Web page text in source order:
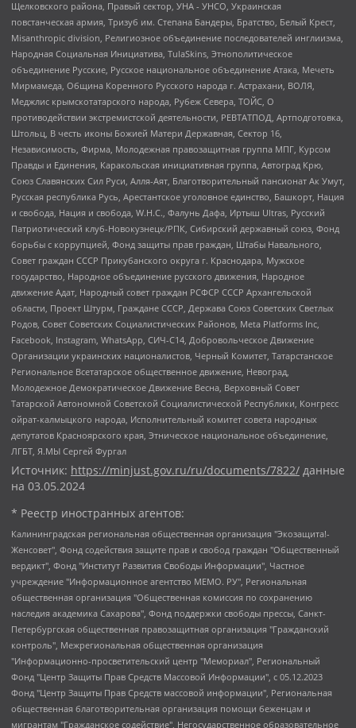
Щелковского района, Правый сектор, УНА - УНСО, Украинская
повстанческая армия, Тризуб им. Степана Бандеры, Братство, Белый Крест,
Misanthropic division, Религиозное объединение последователей инглиизма,
Народная Социальная Инициатива, TulaSkins, Этнополитическое
объединение Русские, Русское национальное объединение Атака, Мечеть
Мирмамеда, Община Коренного Русского народа г. Астрахани, ВОЛЯ,
Меджлис крымскотатарского народа, Рубеж Севера, ТОЙС, О
противодействии экстремистской деятельности, РЕВТАТПОД, Артподготовка,
Штольц, В честь иконы Божией Матери Державная, Сектор 16,
Независимость, Фирма, Молодежная правозащитная группа МПГ, Курсом
Правды и Единения, Каракольская инициативная группа, Автоград Крю,
Союз Славянских Сил Руси, Алля-Аят, Благотворительный пансионат Ак Умут,
Русская республика Русь, Арестантское уголовное единство, Башкорт, Нация
и свобода, Нация и свобода, W.H.С., Фалунь Дафа, Иртыш Ultras, Русский
Патриотический клуб-Новокузнецк/РПК, Сибирский державный союз, Фонд
борьбы с коррупцией, Фонд защиты прав граждан, Штабы Навального,
Совет граждан СССР Прикубанского округа г. Краснодара, Мужское
государство, Народное объединение русского движения, Народное
движение Адат, Народный совет граждан РСФСР СССР Архангельской
области, Проект Штурм, Граждане СССР, Держава Союз Советских Светлых
Родов, Совет Советских Социалистических Районов, Meta Platforms Inc,
Facebook, Instagram, WhatsApp, СИЧ-С14, Добровольческое Движение
Организации украинских националистов, Черный Комитет, Татарстанское
Региональное Всетатарское общественное движение, Невоград,
Молодежное Демократическое Движение Весна, Верховный Совет
Татарской Автономной Советской Социалистической Республики, Конгресс
ойрат-калмыцкого народа, Исполнительный комитет совета народных
депутатов Красноярского края, Этническое национальное объединение,
ЛГБТ, Я.МЫ Сергей Фургал
Источник: https://minjust.gov.ru/ru/documents/7822/ данные
на 03.05.2024
* Реестр иностранных агентов:
Калининградская региональная общественная организация "Экозащита!-Женсовет", Фонд содействия защите прав и свобод граждан "Общественный вердикт", Фонд "Институт Развития Свободы Информации", Частное учреждение "Информационное агентство МЕМО. РУ", Региональная общественная организация "Общественная комиссия по сохранению наследия академика Сахарова", Фонд поддержки свободы прессы, Санкт-Петербургская общественная правозащитная организация "Гражданский контроль", Межрегиональная общественная организация "Информационно-просветительский центр "Мемориал", Региональный Фонд "Центр Защиты Прав Средств Массовой Информации", с 05.12.2023 Фонд "Центр Защиты Прав Средств массовой информации", Региональная общественная благотворительная организация помощи беженцам и мигрантам "Гражданское содействие", Негосударственное образовательное учреждение дополнительного профессионального образования (повышение квалификации) специалистов "АКАДЕМИЯ ПО ПРАВАМ ЧЕЛОВЕКА", Свердловская региональная общественная организация "Сутяжник", Автономная некоммерческая организация "Центр независимых социологических исследований", Союз общественных объединений "Российский исследовательский центр по правам человека", Региональное общественное учреждение научно-информационный центр "МЕМОРИАЛ", Некоммерческая организация "Фонд защиты гласности", Автономная некоммерческая организация "Институт прав человека", Городская общественная организация "Екатеринбургское общество "МЕМОРИАЛ", Городская общественная организация "Рязанское историко-просветительское и правозащитное общество "Мемориал" (Рязанский Мемориал), Челябинский региональный орган общественной самодеятельности – женское общественное объединение "Женщины Евразии", Челябинский региональный орган общественной самодеятельности "Уральская правозащитная группа", Фонд содействия защите здоровья и социальной справедливости имени Андрея Рылькова, Автономная Некоммерческая Организация "Аналитический Центр Юрия Левады", Автономная некоммерческая организация социальной поддержки населения "Проект Апрель", Региональная общественная организация помощи женщинам и детям, находящимся в кризисной ситуации "Информационно-методический центр "Анна", Фонд содействия развитию массовых коммуникаций и правовому просвещению "Так-так-Так", Фонд содействия устойчивому развитию "Серебряная тайга", Свердловский региональный общественный фонд социальных проектов "Новое время", "Idel.Реалии", Кавказ.Реалии, Крым.Реалии, Телеканал Настоящее Время, Татаро-башкирская служба Радио Свобода (Azatliq Radiosi), Радио Свободная Европа/Радио Свобода (PCE/PC), "Сибирь.Реалии", "Фактограф", Благотворительный фонд помощи осужденным и их семьям, Автономная некоммерческая организация "Институт глобализации и социальных движений", Фонд "В защиту прав заключенных", Частное учреждение "Центр поддержки и содействия развитию средств массовой информации", Пензенский региональный общественный благотворительный фонд "Гражданский союз", "Север.Реалии", Некоммерческая организация Фонд "Правовая инициатива", Общество с ограниченной ответственностью "Радио Свободная Европа/Радио Свобода", Чешское информационное агентство "MEDIUM-ORIENT", Красноярская региональная общественная организация "Мы против СПИДа", Камалягин Денис Николаевич, Маркелов Сергей Евгеньевич, Пономарев Лев Александрович, Савицкая Людмила Алексеевна, Автономная некоммерческая организация "Центр по работе с проблемой насилия "НАСИЛИЮ.НЕТ", Межрегиональный профессиональный союз работников здравоохранения "Альянс врачей", Юридическое лицо, зарегистрированное в Латвийской Республике, SIA "Medusa Project" (регистрационный номер 40103797863, дата регистрации 10.06.2014), Некоммерческая организация "Фонд по борьбе с коррупцией", Автономная некоммерческая организация "Институт права и публичной политики", Баданин Роман Сергеевич, Гликин Максим Александрович, Железнова Мария Михайловна, Лукьянова Юлия Сергеевна, Маетная Елизавета Витальевна, Маняхин Петр Борисович, Чуракова Ольга Владимировна, Ярош Юлия Петровна, Юридическое лицо "The Insider SIA", зарегистрированное в Риге, Латвийская Республика (дата регистрации 26.06.2015), являющееся администратором доменного имени интернет-издания "The Insider SIA", https://theins.ru, Постернак Алексей Евгеньевич, Рубин Михаил Аркадьевич, Анин Роман Александрович, Юридическое лицо Istories fonds, зарегистрированное в Латвийской Республике (регистрационный номер 50008295751, дата регистрации 24.02.2020), Великовский Дмитрий Александрович, Долинина Ирина Николаевна, Мароховская Алеся Алексеевна, Шлейнов Роман Юрьевич, Шмагун Олеся Валентиновна, Общество с ограниченной ответственностью "Альтаир 2021", Общество с ограниченной ответственностью "Вега 2021", Общество с ограниченной ответственностью "Главный редактор 2021", Общество с ограниченной ответственностью "Ромашки монолит", Важенков Артем Валерьевич, Ивановская областная общественная организация "Центр гендерных исследований", Гурман Юрий Альбертович, Медиапроект "ОВД-Инфо", Егоров Владимир Владимирович, Жилинский Владимир Александрович, Общество с ограниченной ответственностью "ЗП", Иванова София Юрьевна, Карезина Инна Павловна, Кильтау Екатерина Викторовна, Петров Алексей Викторович, Пискунов Сергей Евгеньевич, Смирнов Сергей Сергеевич, Тихонов Михаил Сергеевич, Общество с ограниченной ответственностью "ЖУРНАЛИСТ-ИНОСТРАННЫЙ АГЕНТ", Арапова Галина Юрьевна, Вольтская Татьяна Анатольевна, Американская компания "Mason G.E.S. Anonymous Foundation" (США), являющаяся владельцем интернет-издания https://mnews.world/, Компания "Stichting Bellingcat", зарегистрированная в Нидерландах (дата регистрации 11.07.2018), Захаров Андрей Вячеславович, Клепиковская Екатерина Дмитриевна, Общество с ограниченной ответственностью "МЕМО", Перл Роман Александрович, Симонов Евгений Алексеевич, Соловьева Елена Анатольевна, Сотников Даниил Владимирович, Сурначева Елизавета Дмитриевна, Автономная некоммерческая организация по защите прав человека и информированию населения "Якутия – Наше Мнение", Общество с ограниченной ответственностью "Москоу диджитал медиа", с 26.01.2023 Общество с ограниченной ответственностью "Чайка Белые сады", Ветошкина Валерия Валерьевна, Заговора Максим Александрович, Межрегиональное общественное движение "Российская ЛГБТ - сеть", Оленичев Максим Владимирович, Павлов Иван Юрьевич, Скворцова Елена Сергеевна, Общество с ограниченной ответственностью "Как бы инагент", Кочетков Игорь Викторович, Общество с ограниченной ответственностью "Честные выборы", Еланчик Олег Александрович, Общество с ограниченной ответственностью "Нобелевский призыв", Гималова Регина Эмилевна, Григорьев Андрей Валерьевич, Григорьева Алина Александровна, Ассоциация по содействию защите прав призывников, альтернативнослужащих и военнослужащих "Правозащитная группа "Гражданин.Армия.Право", Хисамова Регина Фаритовна, Автономная некоммерческая организация по реализации социально-правовых программ "Лилит", Дальневосточное общественное движение "Маяк", Санкт-Петербургская ЛГБТ-инициативная группа "Выход", Инициативная группа ЛГБТ+ "Реверс", Алексеев Андрей Викторович, Бекбулатова Таисия Львовна, Беляев Иван Михайлович, Владыкина Елена Сергеевна, Гельман Марат Александрович, Никульшина Вероника Юрьевна, Толоконникова Надежда Андреевна, Шендерович Виктор Анатольевич, Общество с ограниченной ответственностью "Данное сообщение", Общество с ограниченной ответственностью Издательский дом "Новая глава", Айнбиндер Александра Александровна, Московский комьюнити-центр для ЛГБТ+инициатив, Благотворительный фонд развития филантропии, Deutsche Welle (Германия, Kurt-Schumacher-Strasse 3, 53113 Bonn), Борзунова Мария Михайловна, Воробьев Виктор Викторович, Голубева Анна Львовна, Константинова Алла Михайловна, Малкова Ирина Владимировна, Мурадов Мурад Абдулгалимович, Осетинская Елизавета Николаевна, Понасенков Евгений Николаевич, Ганапольский Матвей Юрьевич, Киселев Евгений Алексеевич, Борухович Ирина Григорьевна, Дремин Иван Тимофеевич, Дубровский Дмитрий Викторович, Красноярская региональная общественная организация поддержки и развития альтернативных образовательных технологий и межкультурных коммуникаций "ИНТЕРРА", Маяковская Екатерина Алексеевна, Фейгин Марк Захарович, Филимонов Андрей Викторович, Дзугкоева Регина Николаевна, Доброхотов Роман Александрович, Дудь Юрий Александрович, Елкин Сергей Владимирович, Кругликов Кирилл Игоревич, Сабунаева Мария Леонидовна, Семенов Алексей Владимирович, Шаинян Карен Багратович, Шульман Екатерина Михайловна, Асафьев Артур Валерьевич, Вахштайн Виктор Семенович, Венедиктов Алексей Алексеевич, Лушникова Екатерина Евгеньевна, Волков Леонид Михайлович, Невзоров Александр Глебович, Пархоменко Сергей Борисович, Сироткин Ярослав Николаевич, Кара-Мурза Владимир Владимирович, Баранова Наталья Владимировна, Гозман Леонид Яковлевич, Кагарлицкий Борис Юльевич, Климарев Михаил Валерьевич, Милов Владимир Станиславович, Автономная некоммерческая организация Краснодарский центр современного искусства "Типография", Моргенштерн Алишер Тагирович, Соболь Любовь Эдуардовна, Общество с ограниченной ответственностью "ЛИЗА НОРМ", Каспаров Гарри Кимович, Ходорковский Михаил Борисович, Общество с ограниченной ответственностью "Апрельские тезисы", Данилович Ирина Брониславовна, Кашин Олег Владимирович, Петров Николай Владимирович, Пивоваров Алексей Владимирович, Соколов Михаил Владимирович, Цветкова Юлия Владимировна, Чичваркин Евгений Александрович, Комитет против пыток/Команда против пыток, Общество с ограниченной ответственностью "Первый научный", Общество с ограниченной ответственностью "Вертолет и ко", Белоцерковская Вероника Борисовна, Кац Максим Евгеньевич, Лазарева Татьяна Юрьевна, Шаведдинов Руслан Табризович, Яшин Илья Валерьевич, Общество с ограниченной ответственностью "Иноагент ААВ", Алешковский Дмитрий Петрович, Альбац Евгения Марковна, Быков Дмитрий Львович, Галямина Юлия Евгеньевна, Лойко Сергей Леонидович, Мартынов Кирилл Константинович, Медведев Сергей Александрович, Крашенинников Федор Геннадиевич, Гордеева Катерина Вл